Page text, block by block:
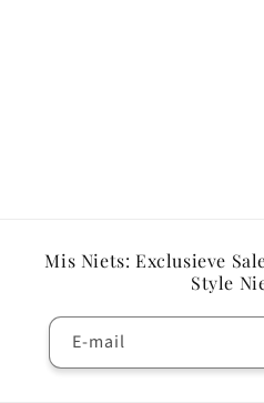
Mis Niets: Exclusieve
Style
E‑mail